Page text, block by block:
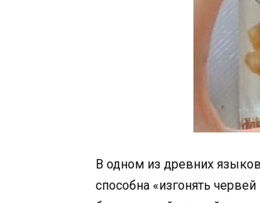
В одном из древних
способна «изгонять